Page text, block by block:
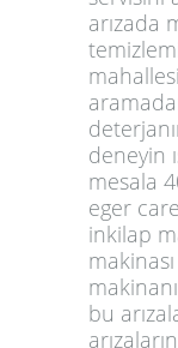
arızada
deneyin
mesala
eger
inkilap
bu